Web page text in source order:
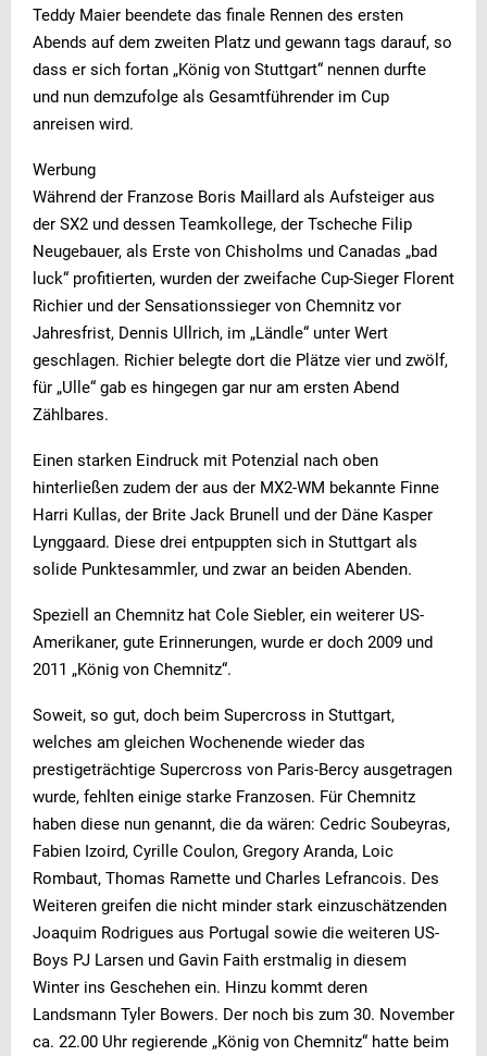
Teddy Maier beendete das finale Rennen des ersten
Abends auf dem zweiten Platz und gewann tags darauf, so
dass er sich fortan „König von Stuttgart“ nennen durfte
und nun demzufolge als Gesamtführender im Cup
anreisen wird.
Werbung
Während der Franzose Boris Maillard als Aufsteiger aus
der SX2 und dessen Teamkollege, der Tscheche Filip
Neugebauer, als Erste von Chisholms und Canadas „bad
luck“ profitierten, wurden der zweifache Cup-Sieger Florent
Richier und der Sensationssieger von Chemnitz vor
Jahresfrist, Dennis Ullrich, im „Ländle“ unter Wert
geschlagen. Richier belegte dort die Plätze vier und zwölf,
für „Ulle“ gab es hingegen gar nur am ersten Abend
Zählbares.
Einen starken Eindruck mit Potenzial nach oben
hinterließen zudem der aus der MX2-WM bekannte Finne
Harri Kullas, der Brite Jack Brunell und der Däne Kasper
Lynggaard. Diese drei entpuppten sich in Stuttgart als
solide Punktesammler, und zwar an beiden Abenden.
Speziell an Chemnitz hat Cole Siebler, ein weiterer US-
Amerikaner, gute Erinnerungen, wurde er doch 2009 und
2011 „König von Chemnitz“.
Soweit, so gut, doch beim Supercross in Stuttgart,
welches am gleichen Wochenende wieder das
prestigeträchtige Supercross von Paris-Bercy ausgetragen
wurde, fehlten einige starke Franzosen. Für Chemnitz
haben diese nun genannt, die da wären: Cedric Soubeyras,
Fabien Izoird, Cyrille Coulon, Gregory Aranda, Loic
Rombaut, Thomas Ramette und Charles Lefrancois. Des
Weiteren greifen die nicht minder stark einzuschätzenden
Joaquim Rodrigues aus Portugal sowie die weiteren US-
Boys PJ Larsen und Gavin Faith erstmalig in diesem
Winter ins Geschehen ein. Hinzu kommt deren
Landsmann Tyler Bowers. Der noch bis zum 30. November
ca. 22.00 Uhr regierende „König von Chemnitz“ hatte beim